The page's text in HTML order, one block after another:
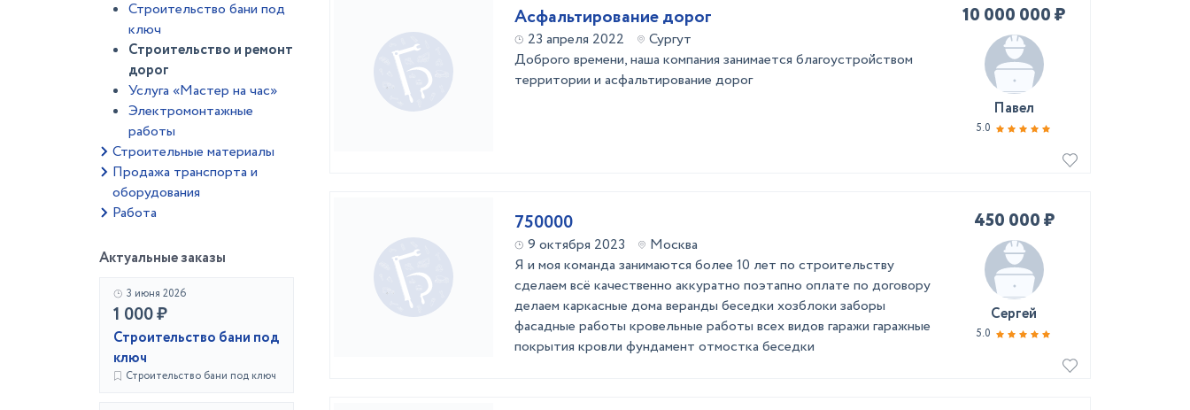
Строительство бани под
ключ
Строительство и ремонт
дорог
Услуга «Мастер на час»
Электромонтажные
работы
Строительные материалы
Продажа транспорта и
оборудования
Работа
Актуальные заказы
3 июня 2026
1 000 ₽
Строительство бани под
ключ
Строительство бани под ключ
Асфальтирование дорог
23 апреля 2022
Сургут
Доброго времени, наша компания занимается благоустройством
территории и асфальтирование дорог
10 000 000 ₽
Павел
5.0
750000
9 октября 2023
Москва
Я и моя команда занимаются более 10 лет по строительству
сделаем всё качественно аккуратно поэтапно оплате по договору
делаем каркасные дома веранды беседки хозблоки заборы
фасадные работы кровельные работы всех видов гаражи гаражные
покрытия кровли фундамент отмостка беседки
450 000 ₽
Сергей
5.0